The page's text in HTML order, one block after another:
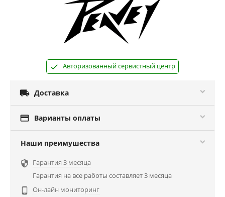
Авторизованный сервистный центр
 Доставка
 Варианты оплаты
Наши преимушества
 Гарантия 3 месяца
Гарантия на все работы составляет 3 месяца

Он-лайн мониторинг